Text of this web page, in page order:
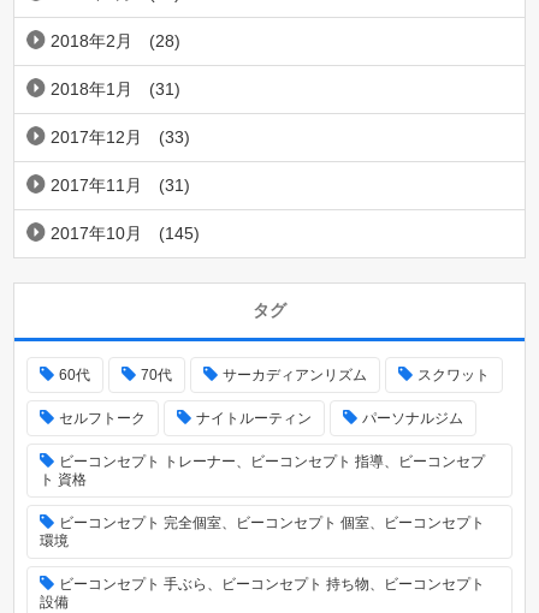
2018年2月 (28)
2018年1月 (31)
2017年12月 (33)
2017年11月 (31)
2017年10月 (145)
タグ
60代 70代 サーカディアンリズム スクワット
セルフトーク ナイトルーティン パーソナルジム
ビーコンセプト トレーナー、ビーコンセプト 指導、ビーコンセプ
ト 資格
ビーコンセプト 完全個室、ビーコンセプト 個室、ビーコンセプト
環境
ビーコンセプト 手ぶら、ビーコンセプト 持ち物、ビーコンセプト
設備